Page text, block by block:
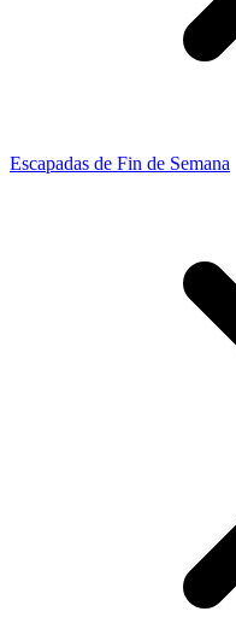
Escapadas de Fin de Semana